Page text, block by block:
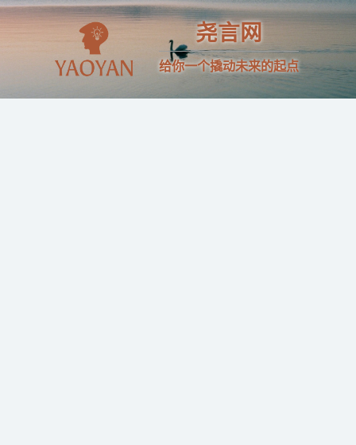
尧言网
给你一个撬动未来的起点